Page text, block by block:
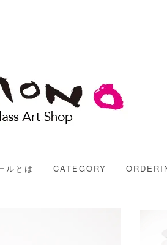
ルとは CATEGORY